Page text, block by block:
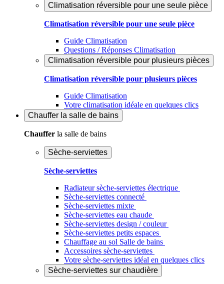
Climatisation réversible pour une seule pièce
Climatisation réversible pour une seule pièce
Guide Climatisation
Questions / Réponses Climatisation
Climatisation réversible pour plusieurs pièces
Climatisation réversible pour plusieurs pièces
Guide Climatisation
Votre climatisation idéale en quelques clics
Chauffer la salle de bains
Chauffer la salle de bains
Sèche-serviettes
Sèche-serviettes
Radiateur sèche-serviettes électrique
Sèche-serviettes connecté
Sèche-serviettes mixte
Sèche-serviettes eau chaude
Sèche-serviettes design / couleur
Sèche-serviettes petits espaces
Chauffage au sol Salle de bains
Accessoires sèche-serviettes
Votre sèche-serviettes idéal en quelques clics
Sèche-serviettes sur chaudière